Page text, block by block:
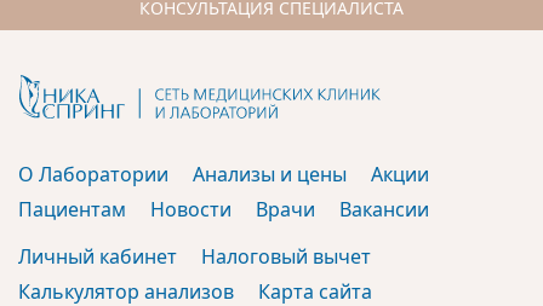
КОНСУЛЬТАЦИЯ СПЕЦИАЛИСТА
О Лаборатории Анализы и цены
Акции
Пациентам
Новости Врачи
Вакансии
Личный кабинет
Налоговый вычет
Калькулятор анализов
Карта сайта